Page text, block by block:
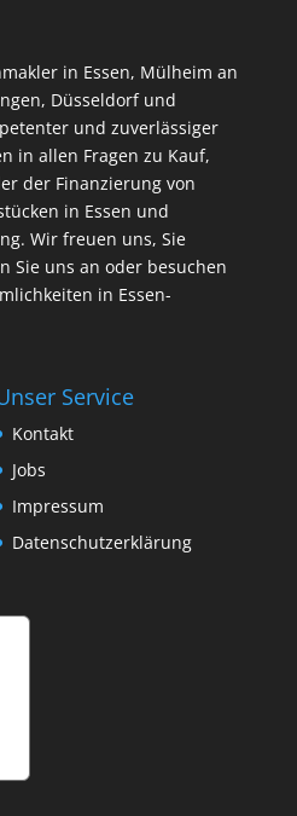
in Essen, Mülheim an
Düsseldorf und
und zuverlässiger
in allen Fragen zu Kauf,
der Finanzierung von
in Essen und
Wir freuen uns, Sie
Sie uns an oder besuchen
in Essen-
Service
Kontakt
Jobs
Impressum
Datenschutzerklärung